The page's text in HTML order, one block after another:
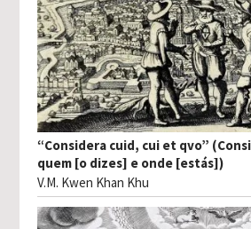
“Considera cuid, cui et qvo”
quem [o dizes] e onde [estás])
V.M. Kwen Khan Khu